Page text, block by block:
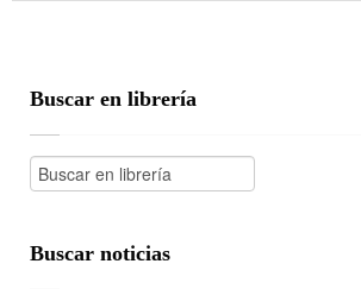
Buscar en librería
Buscar noticias